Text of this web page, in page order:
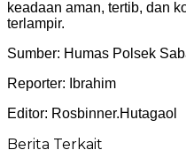
keadaan aman, tertib, dan
terlampir.
Sumber: Humas Polsek
Reporter: Ibrahim
Editor: Rosbinner.Hutagaol
Berita Terkait